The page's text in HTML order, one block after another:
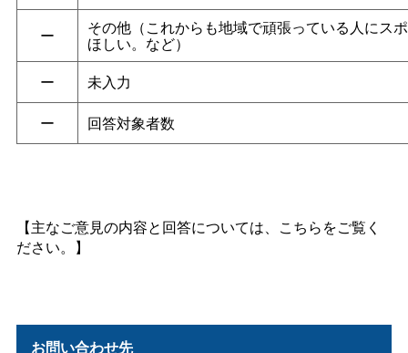
ー その他（これからも地域で頑張っている人にス
ほしい。など）
ー
未入力
ー
回答対象者数
【主なご意見の内容と回答については、こちらをご覧く
ださい。】
お問い合わせ先